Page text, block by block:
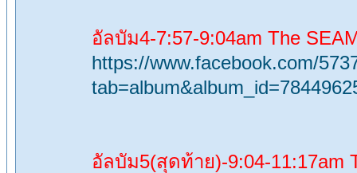
อัลบัม4-7:57-9:04am The
https://www.facebook.com/
อัลบัม5(สุดท้าย)-9:04-11:17am